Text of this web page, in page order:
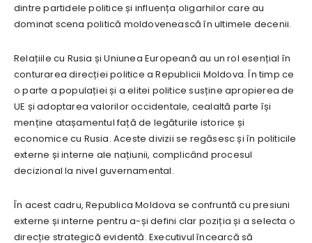
dintre partidele politice și influența oligarhilor care au
dominat scena politică moldovenească în ultimele decenii.
Relațiile cu Rusia și Uniunea Europeană au un rol esențial în
conturarea direcției politice a Republicii Moldova. În timp ce
o parte a populației și a elitei politice susține apropierea de
UE și adoptarea valorilor occidentale, cealaltă parte își
menține atașamentul față de legăturile istorice și
economice cu Rusia. Aceste divizii se regăsesc și în politicile
externe și interne ale națiunii, complicând procesul
decizional la nivel guvernamental.
În acest cadru, Republica Moldova se confruntă cu presiuni
externe și interne pentru a-și defini clar poziția și a selecta o
direcție strategică evidentă. Executivul încearcă să